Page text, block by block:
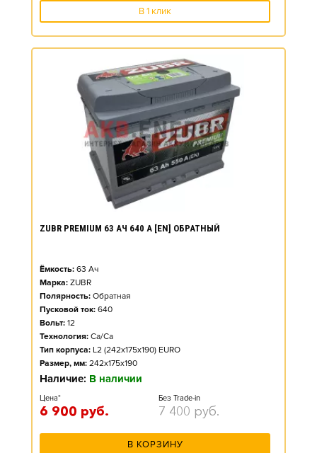
В 1 клик
ZUBR PREMIUM 63 АЧ 640 А [EN] ОБРАТНЫЙ
Ёмкость: 63 Ач
Марка: ZUBR
Полярность: Обратная
Пусковой ток: 640
Вольт: 12
Технология: Ca/Ca
Тип корпуса: L2 (242x175x190) EURO
Размер, мм: 242x175x190
Наличие: В наличии
Цена*
6 900 руб.
Без Trade-in
7 400 руб.
В КОРЗИНУ